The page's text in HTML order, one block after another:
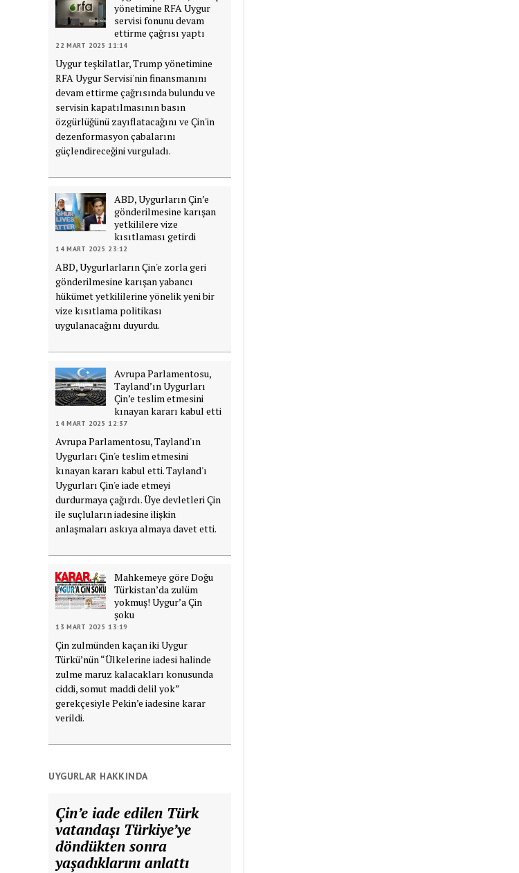
yönetimine RFA Uygur
servisi fonunu devam
ettirme çağrısı yaptı
22 MART 2025 11:14
Uygur teşkilatlar, Trump yönetimine
RFA Uygur Servisi'nin finansmanını
devam ettirme çağrısında bulundu ve
servisin kapatılmasının basın
özgürlüğünü zayıflatacağını ve Çin'in
dezenformasyon çabalarını
güçlendireceğini vurguladı.
ABD, Uygurların Çin’e
gönderilmesine karışan
yetkililere vize
kısıtlaması getirdi
14 MART 2025 23:12
ABD, Uygurlarların Çin'e zorla geri
gönderilmesine karışan yabancı
hükümet yetkililerine yönelik yeni bir
vize kısıtlama politikası
uygulanacağını duyurdu.
Avrupa Parlamentosu,
Tayland’ın Uygurları
Çin’e teslim etmesini
kınayan kararı kabul etti
14 MART 2025 12:37
Avrupa Parlamentosu, Tayland'ın
Uygurları Çin'e teslim etmesini
kınayan kararı kabul etti. Tayland'ı
Uygurları Çin'e iade etmeyi
durdurmaya çağırdı. Üye devletleri Çin
ile suçluların iadesine ilişkin
anlaşmaları askıya almaya davet etti.
Mahkemeye göre Doğu
Türkistan’da zulüm
yokmuş! Uygur’a Çin
şoku
13 MART 2025 13:19
Çin zulmünden kaçan iki Uygur
Türkü’nün “Ülkelerine iadesi halinde
zulme maruz kalacakları konusunda
ciddi, somut maddi delil yok”
gerekçesiyle Pekin’e iadesine karar
verildi.
UYGURLAR HAKKINDA
Çin’e iade edilen Türk
vatandaşı Türkiye’ye
döndükten sonra
yaşadıklarını anlattı